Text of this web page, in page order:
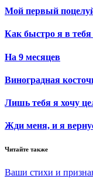
Мой первый
Как быстро я в
На 9 месяцев
Виноградная
Лишь тебя я хочу
Жди меня, и я
Читайте также
Ваши стихи и